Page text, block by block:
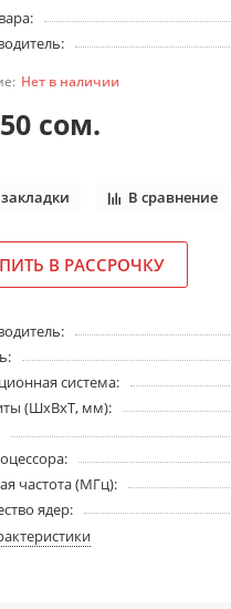
Нет в наличии
сом.
В сравнение
В РАССРОЧКУ
система:
(ШхВхТ, мм):
частота (МГц):
ядер: